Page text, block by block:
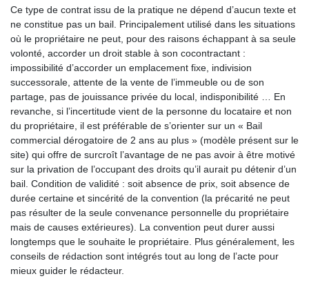
Ce type de contrat issu de la pratique ne dépend d’aucun texte et
ne constitue pas un bail. Principalement utilisé dans les situations
où le propriétaire ne peut, pour des raisons échappant à sa seule
volonté, accorder un droit stable à son cocontractant :
impossibilité d’accorder un emplacement fixe, indivision
successorale, attente de la vente de l’immeuble ou de son
partage, pas de jouissance privée du local, indisponibilité … En
revanche, si l’incertitude vient de la personne du locataire et non
du propriétaire, il est préférable de s’orienter sur un « Bail
commercial dérogatoire de 2 ans au plus » (modèle présent sur le
site) qui offre de surcroît l’avantage de ne pas avoir à être motivé
sur la privation de l’occupant des droits qu’il aurait pu détenir d’un
bail. Condition de validité : soit absence de prix, soit absence de
durée certaine et sincérité de la convention (la précarité ne peut
pas résulter de la seule convenance personnelle du propriétaire
mais de causes extérieures). La convention peut durer aussi
longtemps que le souhaite le propriétaire. Plus généralement, les
conseils de rédaction sont intégrés tout au long de l’acte pour
mieux guider le rédacteur.